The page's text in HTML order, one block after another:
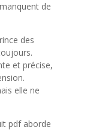
de
des
et précise,
elle ne
pdf aborde